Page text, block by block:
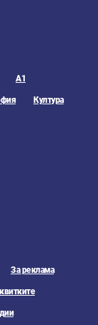
А1
Култура
За реклама